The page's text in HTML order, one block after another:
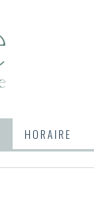
HORAIRE